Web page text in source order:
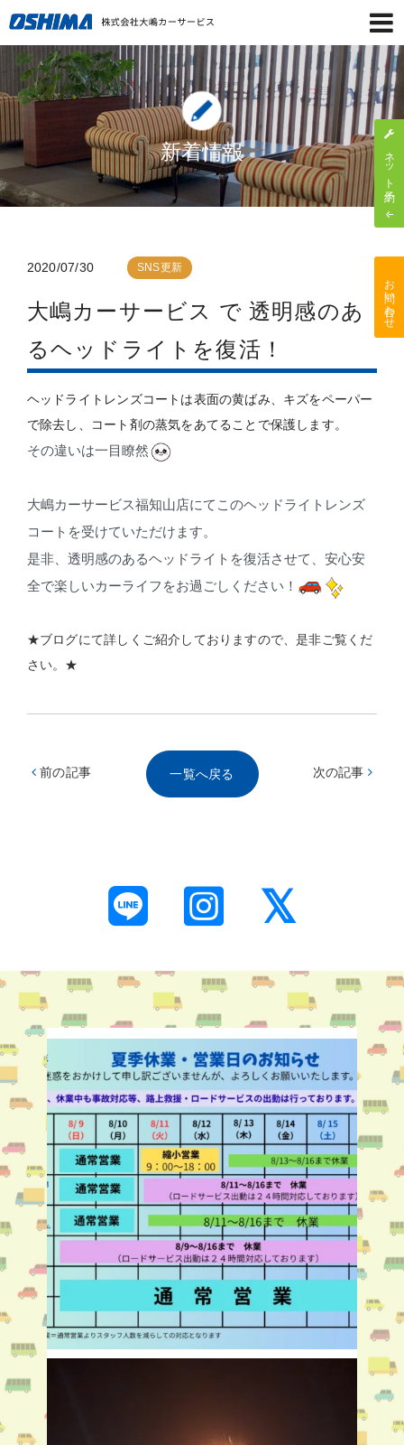
新着情報
2020/07/30 SNS更新
大嶋カーサービス で 透明感のあ
るヘッドライトを復活！
ヘッドライトレンズコートは表面の黄ばみ、キズをペーパー
で除去し、コート剤の蒸気をあてることで保護します。
その違いは一目瞭然
大嶋カーサービス福知山店にてこのヘッドライトレンズ
コートを受けていただけます。
是非、透明感のあるヘッドライトを復活させて、安心安
全で楽しいカーライフをお過ごしください！
★ブログにて詳しくご紹介しておりますので、是非ご覧くだ
さい。★
一覧へ戻る
前の記事 次の記事
ネット予約
お問い合わせ